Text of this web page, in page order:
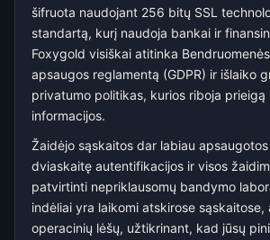
šifruota naudojant 256 bitų SSL
standartą, kurį naudoja bankai ir
Foxygold visiškai atitinka
apsaugos reglamentą (GDPR) ir išlaiko
privatumo politikas, kurios riboja prieigą
informacijos.
Žaidėjo sąskaitos dar labiau
dviaskaitę autentifikacijos ir visos
patvirtinti nepriklausomų bandymo
indėliai yra laikomi atskirose sąskaitose,
operacinių lėšų, užtikrinant, kad jūsų